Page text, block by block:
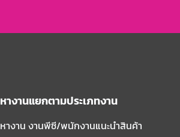
หางานแยกตามประเภทงาน
หางาน งานพีซี/พนักงานแนะนําสินค้า